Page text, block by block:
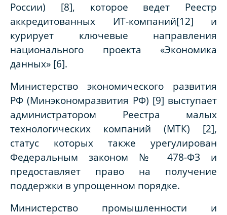
России) [8], которое ведет Реестр
аккредитованных ИТ-компаний[12] и
курирует ключевые направления
национального проекта «Экономика
данных» [6].
Министерство экономического развития
РФ (Минэкономразвития РФ) [9] выступает
администратором Реестра малых
технологических компаний (МТК) [2],
статус которых также урегулирован
Федеральным законом № 478-ФЗ и
предоставляет право на получение
поддержки в упрощенном порядке.
Министерство промышленности и